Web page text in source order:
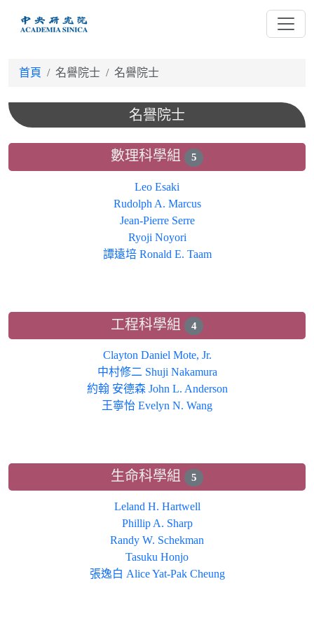
首頁 名譽院士 名譽院士
名譽院士
數理科學組 5
Leo Esaki
Rudolph A. Marcus
Jean-Pierre Serre
Ryoji Noyori
譚遠培 Ronald E. Taam
工程科學組 4
Clayton Daniel Mote, Jr.
中村修二 Shuji Nakamura
約翰 安德森 John L. Anderson
王寧怡 Evelyn N. Wang
生命科學組 5
Leland H. Hartwell
Phillip A. Sharp
Randy W. Schekman
Tasuku Honjo
張逸白 Alice Yat-Pak Cheung